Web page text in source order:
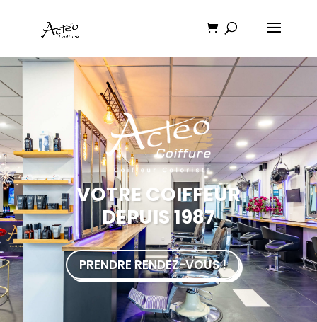
VOTRE COIFFEUR
DEPUIS 1987
PRENDRE RENDEZ-VOUS !